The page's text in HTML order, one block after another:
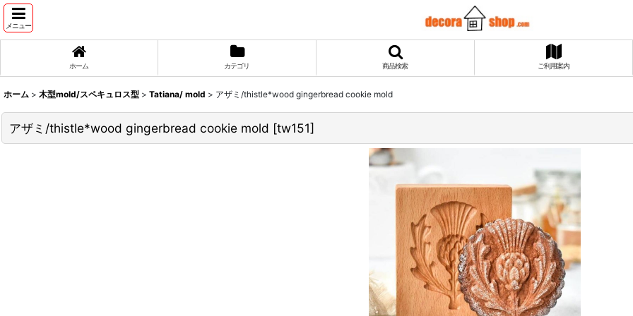
メニュー
ホーム カテゴリ 商品検索 ご利用案内
ホーム > 木型mold/スペキュロス型 > Tatiana/ mold > アザミ/thistle*wood gingerbread cookie mold
アザミ/thistle*wood gingerbread cookie mold [tw151]